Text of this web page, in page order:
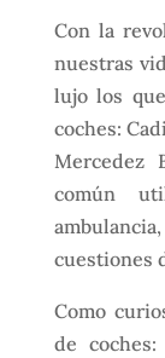
Con la
nuestras
lujo los
coches:
Mercedez
común
cuestiones
Como
de